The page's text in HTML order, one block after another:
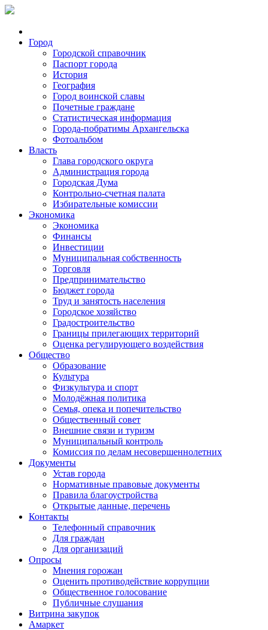
Город
Городской справочник
Паспорт города
История
География
Город воинской славы
Почетные граждане
Статистическая информация
Города-побратимы Архангельска
Фотоальбом
Власть
Глава городского округа
Администрация города
Городская Дума
Контрольно-счетная палата
Избирательные комиссии
Экономика
Экономика
Финансы
Инвестиции
Муниципальная собственность
Торговля
Предпринимательство
Бюджет города
Труд и занятость населения
Городское хозяйство
Градостроительство
Границы прилегающих территорий
Оценка регулирующего воздействия
Общество
Образование
Культура
Физкультура и спорт
Молодёжная политика
Семья, опека и попечительство
Общественный совет
Внешние связи и туризм
Муниципальный контроль
Комиссия по делам несовершеннолетних
Документы
Устав города
Нормативные правовые документы
Правила благоустройства
Открытые данные, перечень
Контакты
Телефонный справочник
Для граждан
Для организаций
Опросы
Мнения горожан
Оценить противодействие коррупции
Общественное голосование
Публичные слушания
Витрина закупок
Амаркет